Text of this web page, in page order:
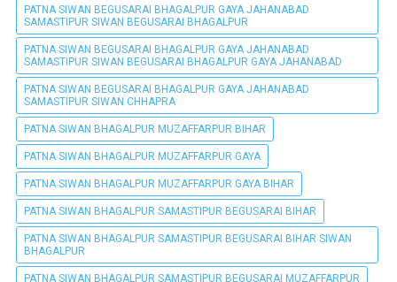
PATNA SIWAN BEGUSARAI BHAGALPUR GAYA JAHANABAD
SAMASTIPUR SIWAN BEGUSARAI BHAGALPUR
PATNA SIWAN BEGUSARAI BHAGALPUR GAYA JAHANABAD
SAMASTIPUR SIWAN BEGUSARAI BHAGALPUR GAYA JAHANABAD
PATNA SIWAN BEGUSARAI BHAGALPUR GAYA JAHANABAD
SAMASTIPUR SIWAN CHHAPRA
PATNA SIWAN BHAGALPUR MUZAFFARPUR BIHAR
PATNA SIWAN BHAGALPUR MUZAFFARPUR GAYA
PATNA SIWAN BHAGALPUR MUZAFFARPUR GAYA BIHAR
PATNA SIWAN BHAGALPUR SAMASTIPUR BEGUSARAI BIHAR
PATNA SIWAN BHAGALPUR SAMASTIPUR BEGUSARAI BIHAR SIWAN
BHAGALPUR
PATNA SIWAN BHAGALPUR SAMASTIPUR BEGUSARAI MUZAFFARPUR